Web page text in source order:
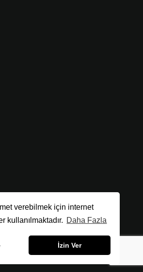
verebilmek için internet
kullanılmaktadır. Daha Fazla
İzin Ver